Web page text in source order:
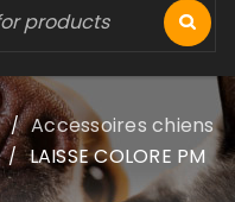
/ Accessoires chiens
/ LAISSE COLORE PM